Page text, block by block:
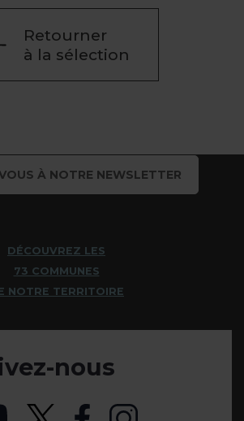
Retourner
à la sélection
À NOTRE NEWSLETTER
DÉCOUVREZ LES
73 COMMUNES
NOTRE TERRITOIRE
nous